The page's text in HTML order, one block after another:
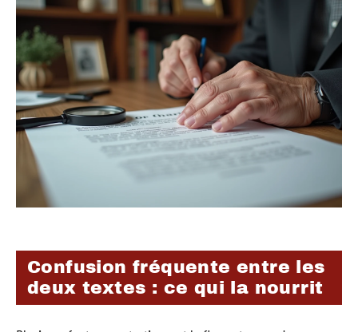
Confusion fréquente entre les
deux textes : ce qui la nourrit